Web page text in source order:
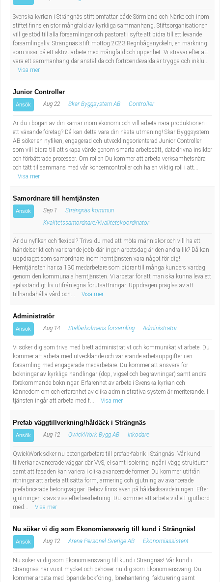
Svenska kyrkan i Strängnäs stift omfattar både Sörmland och Närke och inom
stiftet finns en stor mångfald av kyrkliga sammanhang. Stiftsorganisationen
vill ge stöd till alla församlingar och pastorat i syfte att bidra till ett levande
församlingsliv. Strängnäs stift mottog 2023 Regnbågsnyckeln, en märkning
som visar på ett aktivt arbete med mångfald och öppenhet. Vi strävar efter att
vara ett sammanhang där anställda och förtroendevalda är trygga och inklu...
Visa mer
Junior Controller
Ansök Aug 22 Skar Byggsystem AB Controller
Är du i början av din karriär inom ekonomi och vill arbeta nära produktionen i
ett växande företag? Då kan detta vara din nästa utmaning! Skar Byggsystem
AB söker en nyfiken, engagerad och utvecklingsorienterad Junior Controller
som vill bidra till att skapa värde genom smarta arbetssätt, datadrivna insikter
och förbättrade processer. Om rollen Du kommer att arbeta verksamhetsnära
och tätt tillsammans med vår koncerncontroller och ha en viktig roll i att...
Visa mer
Samordnare till hemtjänsten
Ansök Sep 1
Strängnäs kommun
Kvalitetssamordnare/Kvalitetskoordinator
Är du nyfiken och flexibel? Trivs du med att möta människor och vill ha ett
händelserikt och varierande jobb där ingen arbetsdag är den andra lik? Då kan
uppdraget som samordnare inom hemtjänsten vara något för dig!
Hemtjänsten har ca 130 medarbetare som bidrar till många kunders vardag
genom den kommunala hemtjänsten. Vi arbetar för att man ska kunna leva ett
självständigt liv utifrån egna förutsättningar. Uppdragen präglas av att
tillhandahålla vård och...
Visa mer
Administratör
Ansök Aug 14 Stallarholmens församling Administratör
Vi söker dig som trivs med brett administrativt och kommunikativt arbete. Du
kommer att arbeta med utvecklande och varierande arbetsuppgifter i en
församling med engagerade medarbetare. Du kommer att ansvara för
bokningar av kyrkliga handlingar (dop, vigsel och begravningar) samt andra
förekommande bokningar. Erfarenhet av arbete i Svenska kyrkan och
kännedom om och erfarenhet av olika administrativa system är meriterande. I
tjänsten ingår att arbeta med f...
Visa mer
Prefab väggtillverkning/håldäck i Strängnäs
Ansök Aug 12 QwickWork Bygg AB Inkodare
QwickWork söker nu betongarbetare till prefab-fabrik i Stängnäs. Vår kund
tillverkar avancerade väggar där VVS, el samt isolering ingår i vägg strukturen
samt att fasaden kan variera i olika avancerade former. Du kommer utifrån
ritningar att arbeta att sätta form, armering och gjutning av avancerade
prefabricerade betongväggar. Behov finns även på håldäcksavdelningen. Efter
gjutningen krävs viss efterbearbetning. Du kommer att arbeta vid ett gjutbord
med...
Visa mer
Nu söker vi dig som Ekonomiansvarig till kund i Strängnäs!
Ansök Aug 12 Arena Personal Sverige AB Ekonomiassistent
Nu söker vi dig som Ekonomiansvarig till kund i Strängnäs! Vår kund i
Strängnäs har vuxit mycket och behöver nu dig som Ekonomiansvarig. Du
kommer arbeta med löpande bokföring, lönehantering, fakturering samt